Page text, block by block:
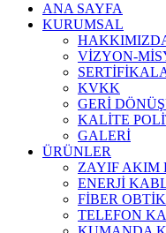
ANA SAYFA
KURUMSAL
VİZYON-
KVKK
GERİ
KALİTE
GALERİ
ÜRÜNLER
ZAYIF AKIM
ENERJİ
FİBER
TELEFON